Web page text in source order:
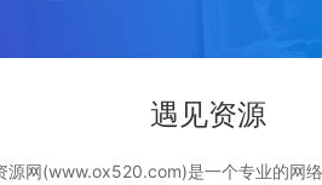
遇见资源
源网(www.ox520.com)是一个专业的网